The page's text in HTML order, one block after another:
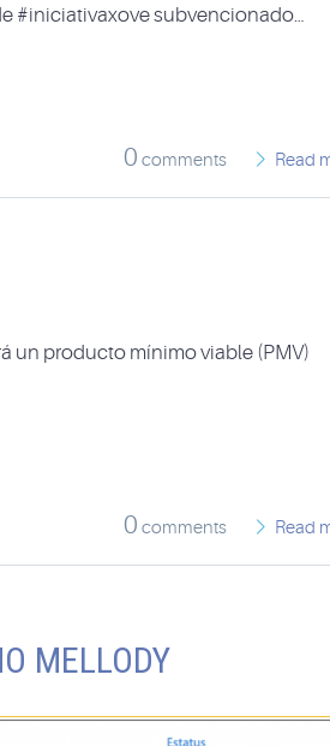
#iniciativaxove subvencionado…
0 comments Read
un producto mínimo viable (PMV)
0 comments Read
MELLODY